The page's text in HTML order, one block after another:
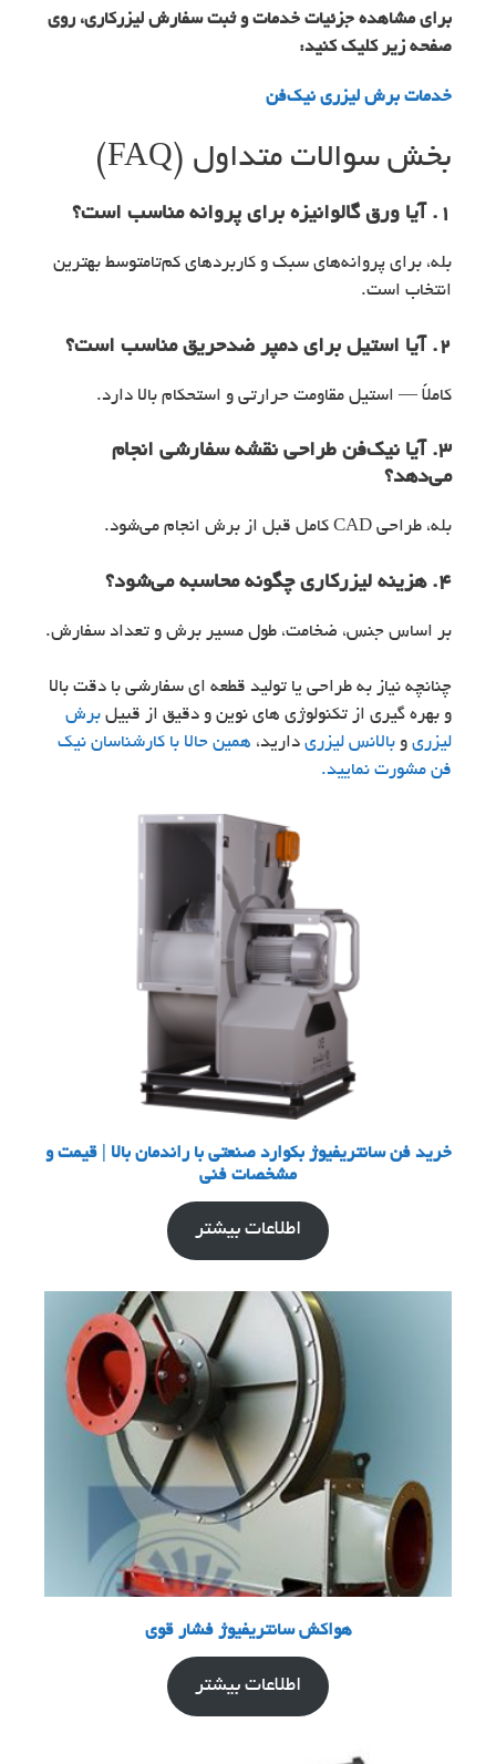
برای مشاهده جزئیات خدمات و ثبت سفارش لیزرکاری، روی
صفحه زیر کلیک کنید:
خدمات برش لیزری نیک‌فن
بخش سوالات متداول (FAQ)
1. آیا ورق گالوانیزه برای پروانه مناسب است؟
بله، برای پروانه‌های سبک و کاربردهای کم‌تا‌متوسط بهترین
انتخاب است.
2. آیا استیل برای دمپر ضدحریق مناسب است؟
کاملاً — استیل مقاومت حرارتی و استحکام بالا دارد.
3. آیا نیک‌فن طراحی نقشه سفارشی انجام
می‌دهد؟
بله، طراحی CAD کامل قبل از برش انجام می‌شود.
4. هزینه لیزرکاری چگونه محاسبه می‌شود؟
بر اساس جنس، ضخامت، طول مسیر برش و تعداد سفارش.
چنانچه نیاز به طراحی یا تولید قطعه ای سفارشی با دقت بالا
و بهره گیری از تکنولوژی های نوین و دقیق از قبیل برش
لیزری و بالانس لیزری دارید، همین حالا با کارشناسان نیک
فن مشورت نمایید.
خرید فن سانتریفیوژ بکوارد صنعتی با راندمان بالا | قیمت و
مشخصات فنی
اطلاعات بیشتر
هواکش سانتریفیوژ فشار قوی
اطلاعات بیشتر